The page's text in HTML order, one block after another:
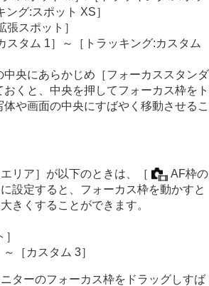
ング:スポット XS］
張スポット］
スタム 1］
～
［トラッキング:カスタム
中央にあらかじめ ［フォーカススタンダ
おくと、中央を押してフォーカス枠をト
や画面の中央にすばやく移動させるこ
リア］ が以下のときは、 ［
AF枠の
に設定すると、フォーカス枠を動かすと
きくすることができます。
～ ［カスタム 3］
ターのフォーカス枠をドラッグしすば